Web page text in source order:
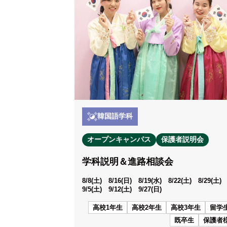
韓国語学科
オープンキャンパス 保護者説明会
学科説明＆進路相談会
8/8(土) 8/16(日) 8/19(水) 8/22(土) 8/29(土
9/5(土) 9/12(土) 9/27(日)
高校1年生 高校2年生 高校3年生
留学
既卒生
保護者